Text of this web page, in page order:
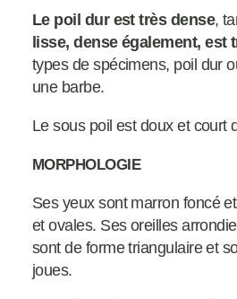
Le poil dur est très dense,
lisse, dense également, est
types de spécimens, poil dur
une barbe.
Le sous poil est doux et court
MORPHOLOGIE
Ses yeux sont marron foncé
et ovales. Ses oreilles
sont de forme triangulaire et
joues.